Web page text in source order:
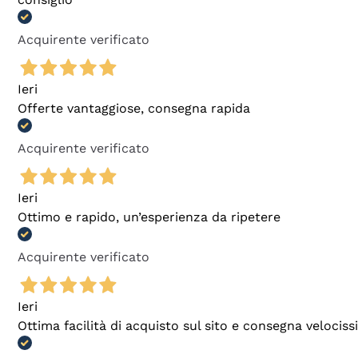
Acquirente verificato
Ieri
Offerte vantaggiose, consegna rapida
Acquirente verificato
Ieri
Ottimo e rapido, un’esperienza da ripetere
Acquirente verificato
Ieri
Ottima facilità di acquisto sul sito e consegna